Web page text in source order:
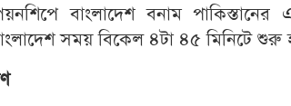
বাংলাদেশ বনাম
সময় বিকেল ৪টা ৪৫ মিনিটে শুরু